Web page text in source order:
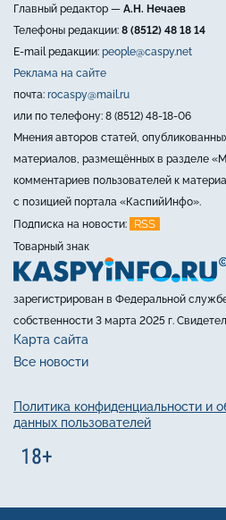
Главный редактор — А.Н. Нечаев
Телефоны редакции: 8 (8512) 48 18 14
E-mail редакции: people@caspy.net
Реклама на сайте
почта: rocaspy@mail.ru
или по телефону: 8 (8512) 48-18-06
Мнения авторов статей,
материалов, размещённых в разделе
комментариев пользователей к
с позицией портала «КаспийИнфо».
Подписка на новости:
RSS
Товарный знак
зарегистрирован в Федеральной
собственности 3 марта 2025 г.
Карта сайта
Все новости
Политика конфиденциальности и
данных пользователей